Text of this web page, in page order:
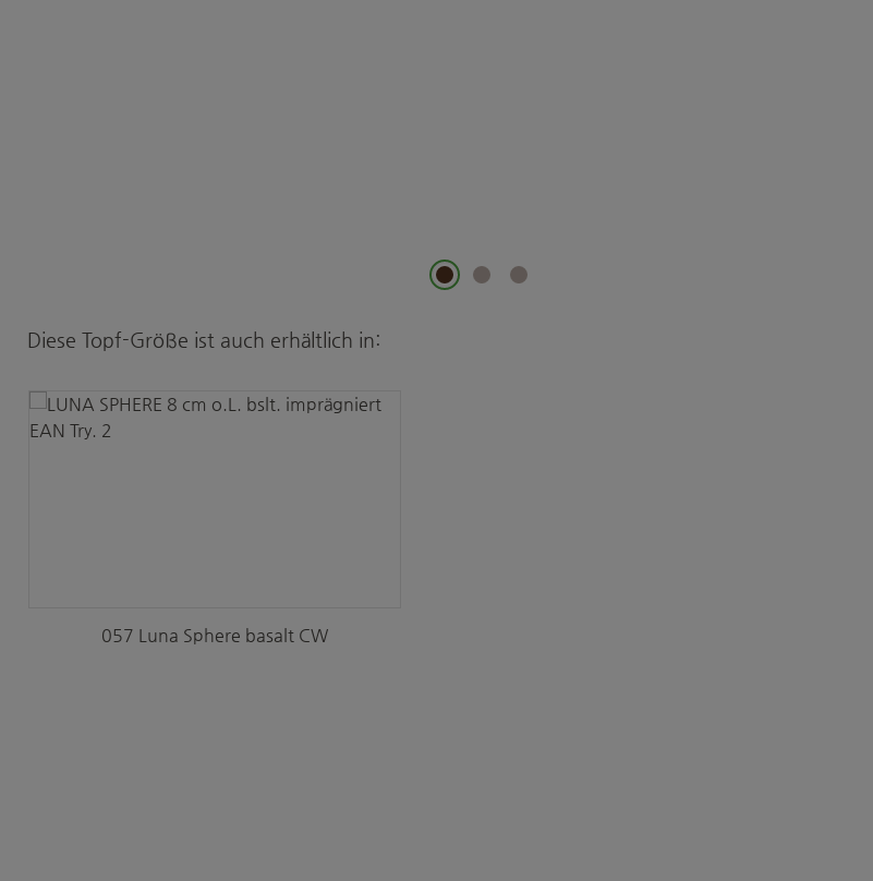
Produktgalerie überspringen
Diese Topf-Größe ist auch erhältlich in:
057 Luna Sphere basalt CW